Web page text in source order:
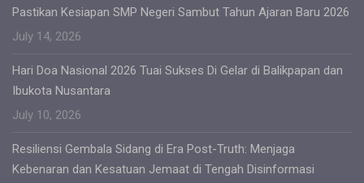
Pastikan Kesiapan SMP Negeri Sambut Tahun Ajaran Baru 2026
July 14, 2026
Hari Doa Nasional 2026 Tuai Sukses Di Gelar di Balikpapan dan
Ibukota Nusantara
July 10, 2026
Resiliensi Gembala Sidang di Era Post-Truth: Menjaga
Kebenaran dan Kesatuan Jemaat di Tengah Disinformasi